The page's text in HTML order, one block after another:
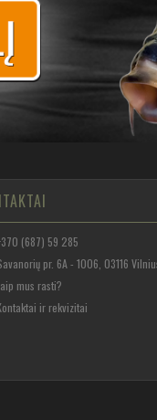
(687) 59 285
pr. 6A - 1006, 03116
mus rasti?
ir rekvizitai